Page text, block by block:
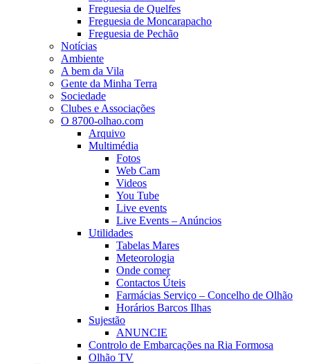
Freguesia de Quelfes
Freguesia de Moncarapacho
Freguesia de Pechão
Notícias
Ambiente
A bem da Vila
Gente da Minha Terra
Sociedade
Clubes e Associações
O 8700-olhao.com
Arquivo
Multimédia
Fotos
Web Cam
Videos
You Tube
Live events
Live Events – Anúncios
Utilidades
Tabelas Mares
Meteorologia
Onde comer
Contactos Úteis
Farmácias Serviço – Concelho de Olhão
Horários Barcos Ilhas
Sujestão
ANUNCIE
Controlo de Embarcações na Ria Formosa
Olhão TV